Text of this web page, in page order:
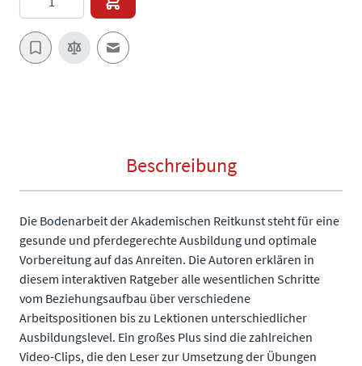
E-Mail an einen Freund
Beschreibung
Die Bodenarbeit der Akademischen Reitkunst steht für eine
gesunde und pferdegerechte Ausbildung und optimale
Vorbereitung auf das Anreiten. Die Autoren erklären in
diesem interaktiven Ratgeber alle wesentlichen Schritte 
vom Beziehungsaufbau über verschiedene
Arbeitspositionen bis zu Lektionen unterschiedlicher
Ausbildungslevel. Ein großes Plus sind die zahlreichen
Video-Clips, die den Leser zur Umsetzung der Übungen